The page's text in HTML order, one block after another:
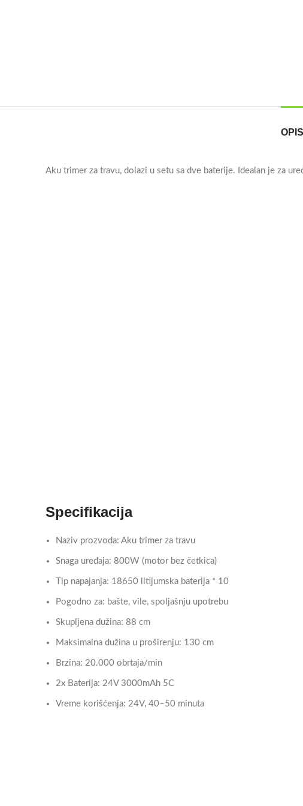
Aku trimer za travu, dolazi u setu sa dve baterije. Idealan je za
Specifikacija
Naziv prozvoda: Aku trimer za travu
Snaga uređaja: 800W (motor bez četkica)
Tip napajanja: 18650 litijumska baterija * 10
Pogodno za: bašte, vile, spoljašnju upotrebu
Skupljena dužina: 88 cm
Maksimalna dužina u proširenju: 130 cm
Brzina: 20.000 obrtaja/min
2x Baterija: 24V 3000mAh 5C
Vreme korišćenja: 24V, 40–50 minuta